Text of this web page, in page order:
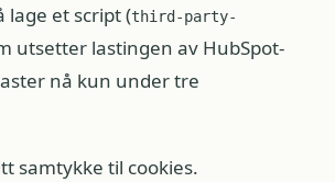
lage et script (third-party-
utsetter lastingen av HubSpot-
nå kun under tre
samtykke til cookies.